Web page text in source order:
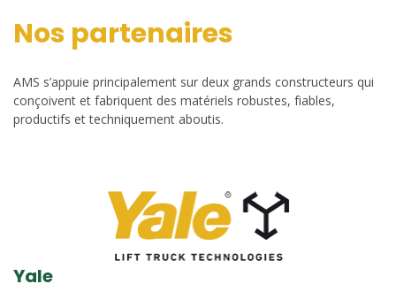
Nos partenaires
AMS s’appuie principalement sur deux grands constructeurs qui
conçoivent et fabriquent des matériels robustes, fiables,
productifs et techniquement aboutis.
Yale